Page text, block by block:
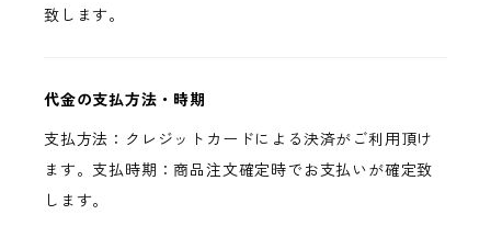
致します。
代金の支払方法・時期
支払方法：クレジットカードによる決済がご利用頂け
ます。支払時期：商品注文確定時でお支払いが確定致
します。